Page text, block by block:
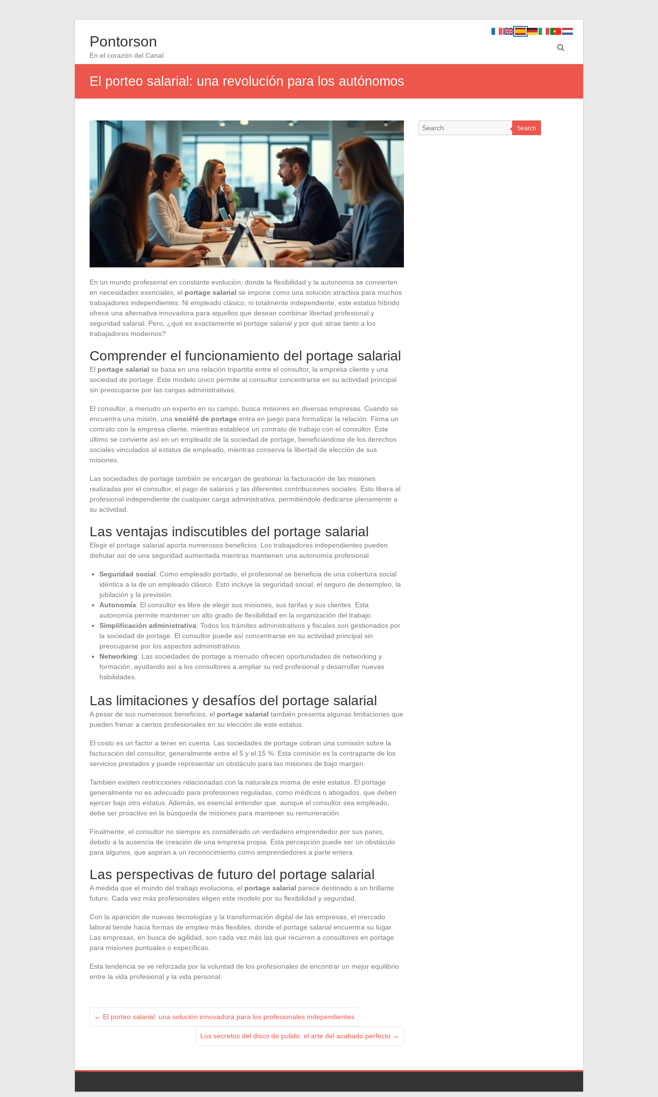
Pontorson
En el corazón del Canal
El porteo salarial: una revolución para los autónomos
En un mundo profesional en constante evolución, donde la flexibilidad y la autonomía se convierten
en necesidades esenciales, el portage salarial se impone como una solución atractiva para muchos
trabajadores independientes. Ni empleado clásico, ni totalmente independiente, este estatus híbrido
ofrece una alternativa innovadora para aquellos que desean combinar libertad profesional y
seguridad salarial. Pero, ¿qué es exactamente el portage salarial y por qué atrae tanto a los
trabajadores modernos?
Comprender el funcionamiento del portage salarial
El portage salarial se basa en una relación tripartita entre el consultor, la empresa cliente y una
sociedad de portage. Este modelo único permite al consultor concentrarse en su actividad principal
sin preocuparse por las cargas administrativas.
El consultor, a menudo un experto en su campo, busca misiones en diversas empresas. Cuando se
encuentra una misión, una société de portage entra en juego para formalizar la relación. Firma un
contrato con la empresa cliente, mientras establece un contrato de trabajo con el consultor. Este
último se convierte así en un empleado de la sociedad de portage, beneficiándose de los derechos
sociales vinculados al estatus de empleado, mientras conserva la libertad de elección de sus
misiones.
Las sociedades de portage también se encargan de gestionar la facturación de las misiones
realizadas por el consultor, el pago de salarios y las diferentes contribuciones sociales. Esto libera al
profesional independiente de cualquier carga administrativa, permitiéndole dedicarse plenamente a
su actividad.
Las ventajas indiscutibles del portage salarial
Elegir el portage salarial aporta numerosos beneficios. Los trabajadores independientes pueden
disfrutar así de una seguridad aumentada mientras mantienen una autonomía profesional.
Seguridad social: Como empleado portado, el profesional se beneficia de una cobertura social
idéntica a la de un empleado clásico. Esto incluye la seguridad social, el seguro de desempleo, la
jubilación y la previsión.
Autonomía: El consultor es libre de elegir sus misiones, sus tarifas y sus clientes. Esta
autonomía permite mantener un alto grado de flexibilidad en la organización del trabajo.
Simplificación administrativa: Todos los trámites administrativos y fiscales son gestionados por
la sociedad de portage. El consultor puede así concentrarse en su actividad principal sin
preocuparse por los aspectos administrativos.
Networking: Las sociedades de portage a menudo ofrecen oportunidades de networking y
formación, ayudando así a los consultores a ampliar su red profesional y desarrollar nuevas
habilidades.
Las limitaciones y desafíos del portage salarial
A pesar de sus numerosos beneficios, el portage salarial también presenta algunas limitaciones que
pueden frenar a ciertos profesionales en su elección de este estatus.
El costo es un factor a tener en cuenta. Las sociedades de portage cobran una comisión sobre la
facturación del consultor, generalmente entre el 5 y el 15 %. Esta comisión es la contraparte de los
servicios prestados y puede representar un obstáculo para las misiones de bajo margen.
También existen restricciones relacionadas con la naturaleza misma de este estatus. El portage
generalmente no es adecuado para profesiones reguladas, como médicos o abogados, que deben
ejercer bajo otro estatus. Además, es esencial entender que, aunque el consultor sea empleado,
debe ser proactivo en la búsqueda de misiones para mantener su remuneración.
Finalmente, el consultor no siempre es considerado un verdadero emprendedor por sus pares,
debido a la ausencia de creación de una empresa propia. Esta percepción puede ser un obstáculo
para algunos, que aspiran a un reconocimiento como emprendedores a parte entera.
Las perspectivas de futuro del portage salarial
A medida que el mundo del trabajo evoluciona, el portage salarial parece destinado a un brillante
futuro. Cada vez más profesionales eligen este modelo por su flexibilidad y seguridad.
Con la aparición de nuevas tecnologías y la transformación digital de las empresas, el mercado
laboral tiende hacia formas de empleo más flexibles, donde el portage salarial encuentra su lugar.
Las empresas, en busca de agilidad, son cada vez más las que recurren a consultores en portage
para misiones puntuales o específicas.
Esta tendencia se ve reforzada por la voluntad de los profesionales de encontrar un mejor equilibrio
entre la vida profesional y la vida personal.
← El porteo salarial: una solución innovadora para los profesionales independientes
Los secretos del disco de pulido: el arte del acabado perfecto →
Search